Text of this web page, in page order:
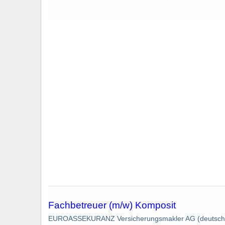
Fachbetreuer (m/w) Komposit
EUROASSEKURANZ Versicherungsmakler AG